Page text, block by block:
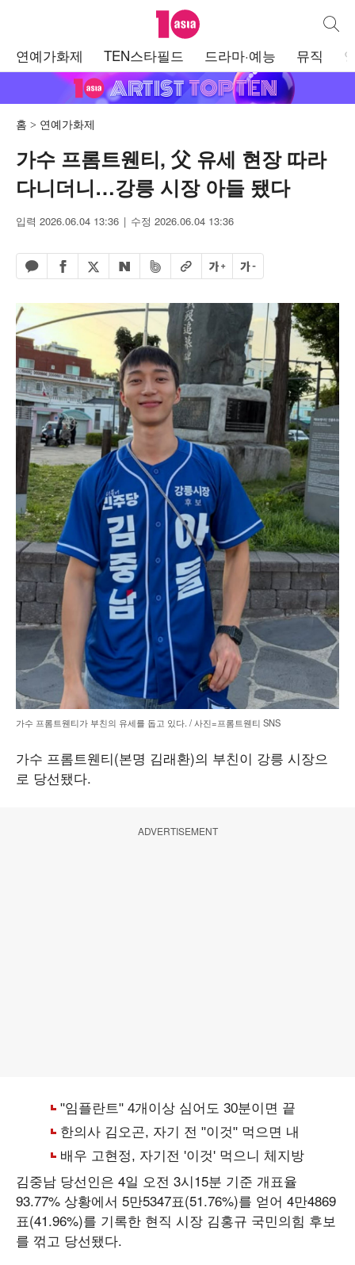
텐아시아 통합
연예가화제 TEN스타필드 드라마·예능 뮤직
홈 연예가화제
가수 프롬트웬티, 父 유세 현장 따라
다니더니…강릉 시장 아들 됐다
입력 2026.06.04 13:36 수정 2026.06.04 13:36
카카오톡 공유하기
페이스북 공유하기
엑스 공유하기
네이버 공유하기
밴드 공유하기
URL복사글자 크게글자 작게
가수 프롬트웬티가 부친의 유세를 돕고 있다. / 사진=프롬트웬티 SNS
가수 프롬트웬티(본명 김래환)의 부친이 강릉 시장으
로 당선됐다.
ADVERTISEMENT
김중남 당선인은 4일 오전 3시15분 기준 개표율
93.77% 상황에서 5만5347표(51.76%)를 얻어 4만4869
표(41.96%)를 기록한 현직 시장 김홍규 국민의힘 후보
를 꺾고 당선됐다.